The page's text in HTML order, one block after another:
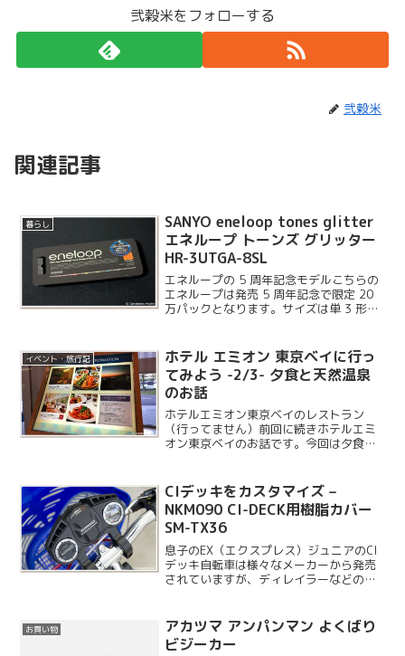
弐穀米をフォローする
弐穀米
関連記事
暮らし
SANYO eneloop tones glitter
エネループ トーンズ グリッター
HR-3UTGA-8SL
エネループの 5 周年記念モデルこちらの
エネループは発売 5 周年記念で限定 20
万パックとなります。サイズは単 3 形と
イベント・旅行記
ホテル エミオン 東京ベイに行っ
てみよう -2/3- 夕食と天然温泉
のお話
ホテルエミオン東京ベイのレストラン
（行ってません）前回に続きホテルエミ
オン東京ベイのお話です。今回は夕食と
ーの1階と22階にレストランが入ってお
り、日本料理とイタリアン...
CIデッキをカスタマイズ –
NKM090 CI-DECK用樹脂カバー
SM-TX36
息子のEX（エクスプレス）ジュニアのCI
デッキ自転車は様々なメーカーから発売
されていますが、ディレイラーなどのコ
なっていたりします。ジュニア用の自転
車でもシマノ製のコン...
お買い物
アカツマ アンパンマン よくばり
ビジーカー